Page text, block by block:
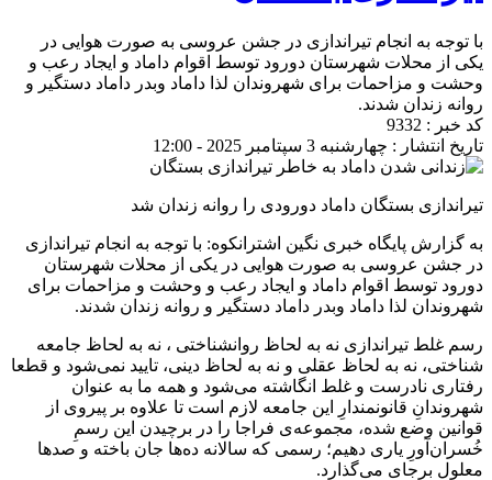
با توجه به انجام تیراندازی در جشن عروسی به صورت هوایی در
یکی از محلات شهرستان دورود توسط اقوام داماد و ایجاد رعب و
وحشت و مزاحمات برای شهروندان لذا داماد وبدر داماد دستگیر و
روانه زندان شدند.
کد خبر : 9332
تاریخ انتشار : چهارشنبه 3 سپتامبر 2025 - 12:00
تیراندازی بستگان داماد دورودی را روانه زندان شد
به گزارش پایگاه خبری نگین اشترانکوه: با توجه به انجام تیراندازی
در جشن عروسی به صورت هوایی در یکی از محلات شهرستان
دورود توسط اقوام داماد و ایجاد رعب و وحشت و مزاحمات برای
شهروندان لذا داماد وبدر داماد دستگیر و روانه زندان شدند.
رسم غلط تیراندازی نه به لحاظ روانشناختی ، نه به لحاظ جامعه
شناختی، نه به لحاظ عقلی و نه به لحاظ دینی، تایید نمی‌شود و قطعا
رفتاری نادرست و غلط انگاشته می‌شود و همه ما به عنوان
شهروندانِ قانونمندارِ این جامعه لازم است تا علاوه بر پیروی از
قوانین وضع شده، مجموعه‌ی فراجا را در برچیدن این رسمِ
خُسران‌آورِ یاری دهیم؛ رسمی که سالانه ده‌ها جان باخته و صد‌ها
معلول برجای می‌گذارد.